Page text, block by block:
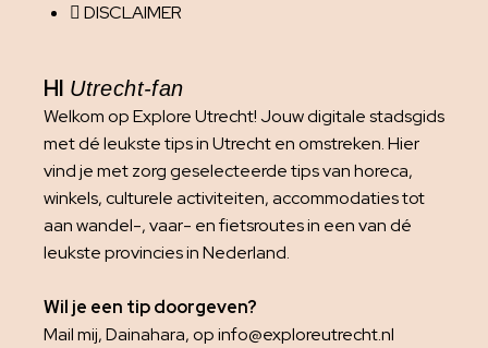
DISCLAIMER
HI Utrecht-fan
Welkom op Explore Utrecht! Jouw digitale stadsgids
met dé leukste tips in Utrecht en omstreken. Hier
vind je met zorg geselecteerde tips van horeca,
winkels, culturele activiteiten, accommodaties tot
aan wandel-, vaar- en fietsroutes in een van dé
leukste provincies in Nederland.
Wil je een tip doorgeven?
Mail mij, Dainahara, op info@exploreutrecht.nl